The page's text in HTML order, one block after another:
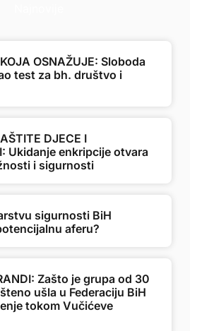
OSNAŽUJE: Sloboda
test za bh. društvo i
DJECE I
Ukidanje enkripcije otvara
i sigurnosti
sigurnosti BiH
aferu?
Zašto je grupa od 30
ušla u Federaciju BiH
tokom Vučićeve